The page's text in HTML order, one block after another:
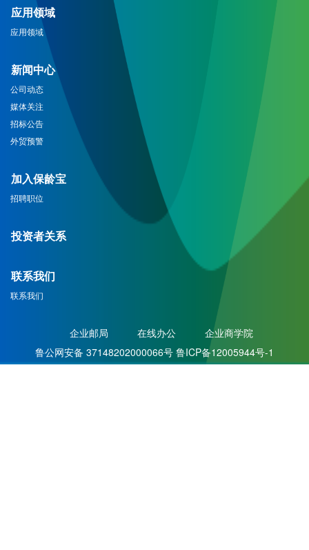
应用领域
应用领域
新闻中心
公司动态
媒体关注
招标公告
外贸预警
加入保龄宝
招聘职位
投资者关系
联系我们
联系我们
企业邮局 在线办公
企业商学院
鲁公网安备 37148202000066号 鲁ICP备12005944号-1